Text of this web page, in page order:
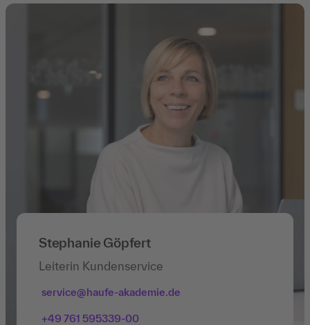
Stephanie Göpfert
Leiterin Kundenservice
service@haufe-akademie.de
+49 761 595339-00